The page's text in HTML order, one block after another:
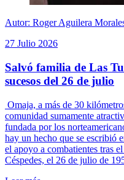
Autor: Roger Aguilera
27 Julio 2026
Salvó familia de Las
sucesos del 26 de julio
Omaja, a más de 30
comunidad sumamente
fundada por los
hay un hecho que se escribió
el apoyo a combatientes tras
Céspedes, el 26 de julio de